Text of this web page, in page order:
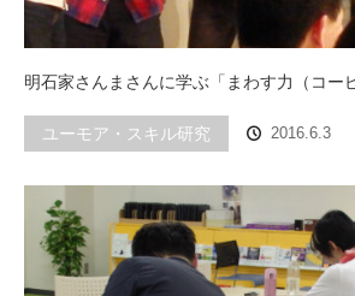
明石家さんまさんに学ぶ「まわす力（コー
ユーモア・スキル研究 2016.6.3